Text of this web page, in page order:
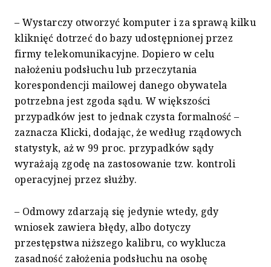
– Wystarczy otworzyć komputer i za sprawą kilku
kliknięć dotrzeć do bazy udostępnionej przez
firmy telekomunikacyjne. Dopiero w celu
nałożeniu podsłuchu lub przeczytania
korespondencji mailowej danego obywatela
potrzebna jest zgoda sądu. W większości
przypadków jest to jednak czysta formalność –
zaznacza Klicki, dodając, że według rządowych
statystyk, aż w 99 proc. przypadków sądy
wyrażają zgodę na zastosowanie tzw. kontroli
operacyjnej przez służby.
– Odmowy zdarzają się jedynie wtedy, gdy
wniosek zawiera błędy, albo dotyczy
przestępstwa niższego kalibru, co wyklucza
zasadność założenia podsłuchu na osobę